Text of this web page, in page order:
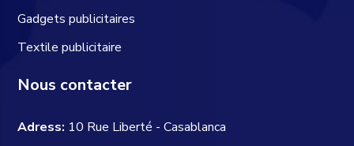
Gadgets publicitaires
Textile publicitaire
Nous contacter
Adress: 10 Rue Liberté - Casablanca